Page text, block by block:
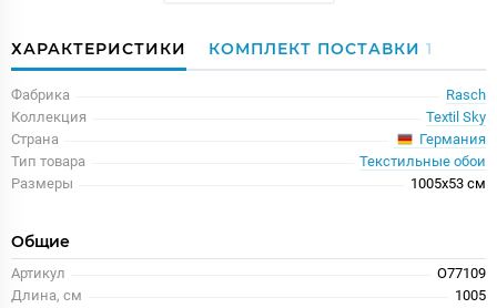
ХАРАКТЕРИСТИКИ КОМПЛЕКТ ПОСТАВКИ 1
Фабрика
Rasch
Коллекция
Textil Sky
Страна
Германия
Тип товара
Текстильные обои
Размеры
1005x53 см
Общие
Артикул
O77109
Длина, см
1005